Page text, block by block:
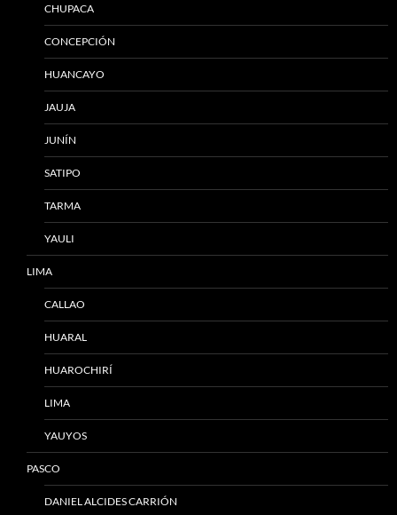
CHUPACA
CONCEPCIÓN
HUANCAYO
JAUJA
JUNÍN
SATIPO
TARMA
YAULI
LIMA
CALLAO
HUARAL
HUAROCHIRÍ
LIMA
YAUYOS
PASCO
DANIEL ALCIDES CARRIÓN